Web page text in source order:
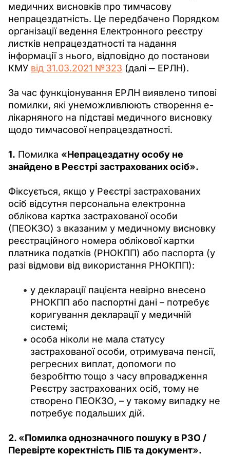
медичних висновків про тимчасову
непрацездатність. Це передбачено Порядком
організації ведення Електронного реєстру
листків непрацездатності та надання
інформації з нього, відповідно до постанови
КМУ від 31.03.2021 №323 (далі ‒ ЕРЛН).
За час функціонування ЕРЛН виявлено типові
помилки, які унеможливлюють створення е-
лікарняного на підставі медичного висновку
щодо тимчасової непрацездатності.
1. Помилка «Непрацездатну особу не
знайдено в Реєстрі застрахованих осіб».
Фіксується, якщо у Реєстрі застрахованих
осіб відсутня персональна електронна
облікова картка застрахованої особи
(ПЕОКЗО) з вказаним у медичному висновку
реєстраційного номера облікової картки
платника податків (РНОКПП) або паспорта (у
разі відмови від використання РНОКПП):
у декларації пацієнта невірно внесено
РНОКПП або паспортні дані – потребує
коригування декларації у медичній
системі;
особа ніколи не мала статусу
застрахованої особи, отримувача пенсії,
регресних виплат, допомоги по
безробіттю тощо з часу впровадження
Реєстру застрахованих осіб, тому не
створено ПЕОКЗО, – у такому випадку не
потребує подальших дій.
2. «Помилка однозначного пошуку в РЗО /
Перевірте коректність ПІБ та документ».